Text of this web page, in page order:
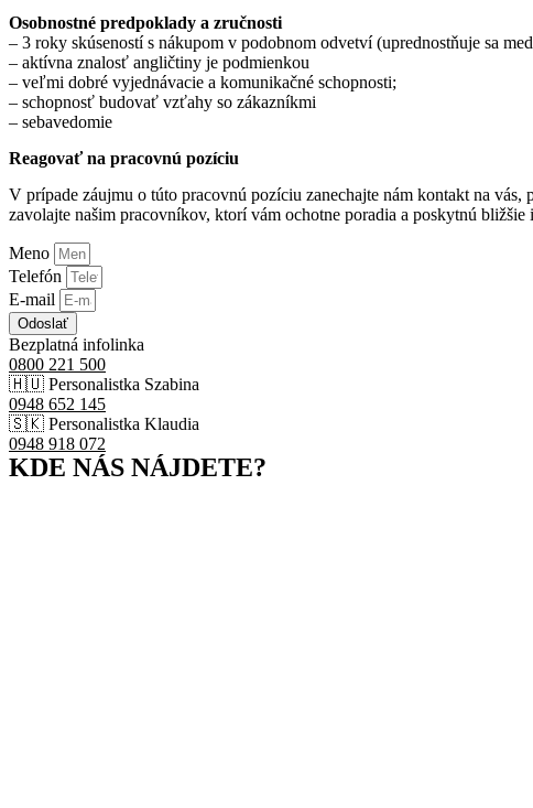
Osobnostné predpoklady a zručnosti
– 3 roky skúseností s nákupom v podobnom odvetví (uprednostňuje sa
– aktívna znalosť angličtiny je podmienkou
– veľmi dobré vyjednávacie a komunikačné schopnosti;
– schopnosť budovať vzťahy so zákazníkmi
– sebavedomie
Reagovať na pracovnú pozíciu
V prípade záujmu o túto pracovnú pozíciu zanechajte nám kontakt na vás,
zavolajte našim pracovníkov, ktorí vám ochotne poradia a poskytnú bližšie
Meno
Telefón
E-mail
Odoslať
Bezplatná infolinka
0800 221 500
🇭🇺 Personalistka Szabina
0948 652 145
🇸🇰 Personalistka Klaudia
0948 918 072
KDE NÁS NÁJDETE?